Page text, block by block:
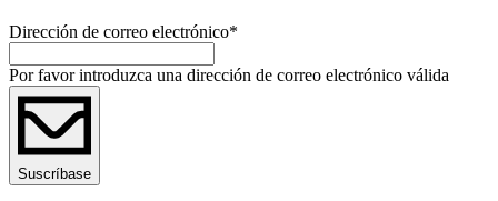
Dirección de correo electrónico*
Por favor introduzca una dirección de correo electrónico válida
Suscríbase